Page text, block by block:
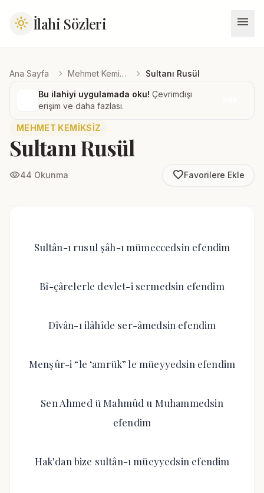
light_mode İlahi Sözleri menu
Ana Sayfa chevron_right Mehmet Kemiksiz chevron_right Sultanı Rusül
Bu ilahiyi uygulamada oku! Çevrimdışı
erişim ve daha fazlası.
MEHMET KEMIKSIZ
Sultanı Rusül
visibility44 Okunma favorite_borderFavorilere Ekle
Sultân-ı rusul şâh-ı mümeccedsin efendim
Bî-çârelerle devlet-i sermedsin efendim
Dîvân-ı ilâhîde ser-âmedsin efendim
Menşûr-i “le ‘amrük” le müeyyedsin efendim
Sen Ahmed ü Mahmûd u Muhammedsin
efendim
Hak’dan bize sultân-ı müeyyedsin efendim